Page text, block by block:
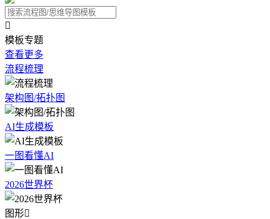

模板专题
查看更多
流程梳理
架构图/拓扑图
AI生成模板
一图看懂AI
2026世界杯
图形